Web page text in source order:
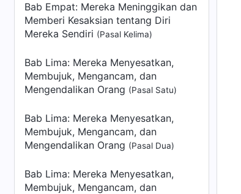
Bab Empat: Mereka Meninggikan dan
Memberi Kesaksian tentang Diri
Mereka Sendiri (Pasal Kelima)
Bab Lima: Mereka Menyesatkan,
Membujuk, Mengancam, dan
Mengendalikan Orang (Pasal Satu)
Bab Lima: Mereka Menyesatkan,
Membujuk, Mengancam, dan
Mengendalikan Orang (Pasal Dua)
Bab Lima: Mereka Menyesatkan,
Membujuk, Mengancam, dan